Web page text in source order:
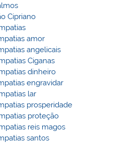
Cipriano
amor
angelicais
Ciganas
dinheiro
engravidar
lar
prosperidade
proteção
reis magos
santos